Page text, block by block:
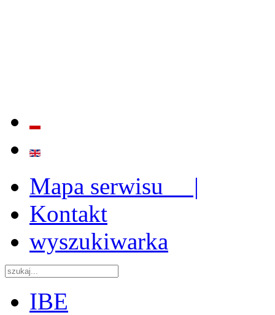
Mapa serwisu |
Kontakt
wyszukiwarka
IBE